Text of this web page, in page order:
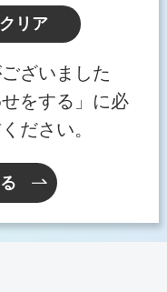
ざいました
をする」に必
ださい。